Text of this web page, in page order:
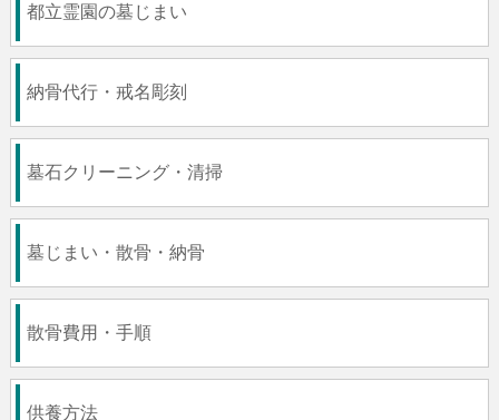
都立霊園の墓じまい
納骨代行・戒名彫刻
墓石クリーニング・清掃
墓じまい・散骨・納骨
散骨費用・手順
供養方法